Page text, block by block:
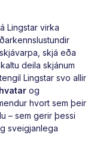
Lingstar virka
skjá eða
deila skjánum
Lingstar svo allir
og
hvort sem þeir
– sem gerir þessi
sveigjanlega